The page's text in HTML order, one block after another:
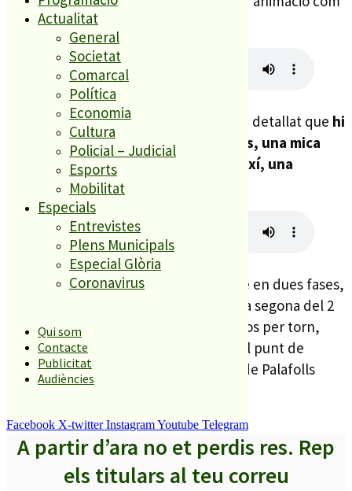
Actualitat
General
Societat
Comarcal
Política
Economia
Cultura
Policial – Judicial
Esports
Mobilitat
Especials
Entrevistes
Plens Municipals
Especial Glòria
Coronavirus
Qui som
Contacte
Publicitat
Audiències
Facebook X-twitter InstagramYoutube Telegram
l’aventura pirata.
Pel que fa a les xifres finals, Alabart ha detallat que hi
ha hagut unes 800 entrades venudes, una mica
menys que l’any passat, però tot i així, una
afluència constant de gent.
El Juga Juga enguany s’ha dut a terme en dues fases,
la primera del 27 al 30 de desembre i la segona del 2
al 4 de gener amb un preu de 3,50 euros per torn,
consolidant-se una vegada més com el punt de
trobada de referència per als infants de Palafolls
durant les vacances escolars.
A partir d’ara no et perdis res. Rep
els titulars al teu correu